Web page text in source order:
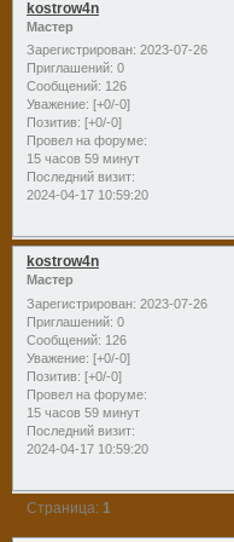
kostrow4n
Мастер
Зарегистрирован: 2023-07-26
Приглашений: 0
Сообщений: 126
Уважение: [+0/-0]
Позитив: [+0/-0]
Провел на форуме:
15 часов 59 минут
Последний визит:
2024-04-17 10:59:20
kostrow4n
Мастер
Зарегистрирован: 2023-07-26
Приглашений: 0
Сообщений: 126
Уважение: [+0/-0]
Позитив: [+0/-0]
Провел на форуме:
15 часов 59 минут
Последний визит:
2024-04-17 10:59:20
Страница: 1